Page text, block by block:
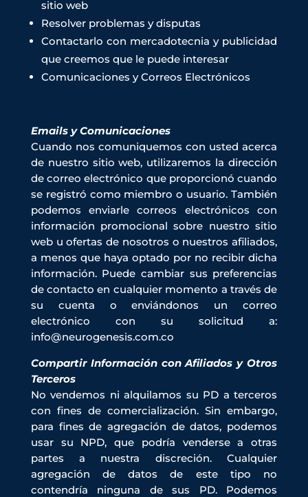
sitio web
Resolver problemas y disputas
Contactarlo con mercadotecnia y publicidad
que creemos que le puede interesar
Comunicaciones y Correos Electrónicos
Emails y Comunicaciones
Cuando nos comuniquemos con usted acerca
de nuestro sitio web, utilizaremos la dirección
de correo electrónico que proporcionó cuando
se registró como miembro o usuario. También
podemos enviarle correos electrónicos con
información promocional sobre nuestro sitio
web u ofertas de nosotros o nuestros afiliados,
a menos que haya optado por no recibir dicha
información. Puede cambiar sus preferencias
de contacto en cualquier momento a través de
su cuenta o enviándonos un correo
electrónico con su solicitud a:
info@neurogenesis.com.co
Compartir Información con Afiliados y Otros
Terceros
No vendemos ni alquilamos su PD a terceros
con fines de comercialización. Sin embargo,
para fines de agregación de datos, podemos
usar su NPD, que podría venderse a otras
partes a nuestra discreción. Cualquier
agregación de datos de este tipo no
contendría ninguna de sus PD. Podemos